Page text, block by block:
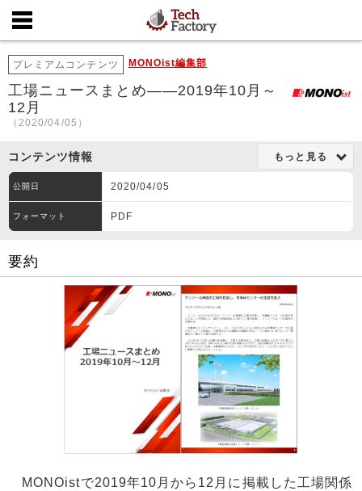
プレミアムコンテンツ MONOist編集部
工場ニュースまとめ――2019年10月～
12月
（2020/04/05）
コンテンツ情報 もっと見る
公開日 2020/04/05
フォーマット PDF
要約
MONOistで2019年10月から12月に掲載した工場関係